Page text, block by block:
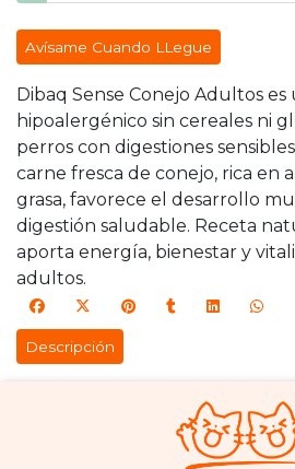
Avísame Cuando LLegue
Dibaq Sense Conejo Adultos
hipoalergénico sin cereales ni
perros con digestiones
carne fresca de conejo, rica en
grasa, favorece el desarrollo
digestión saludable. Receta
aporta energía, bienestar y
adultos.
Descripción